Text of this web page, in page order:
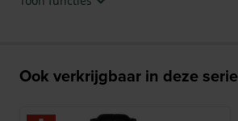
Ook verkrijgbaar in deze serie